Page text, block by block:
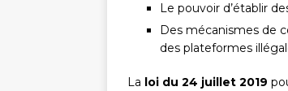
Le pouvoir d’établir
Des mécanismes de
des plateformes
La loi du 24 juillet 2019